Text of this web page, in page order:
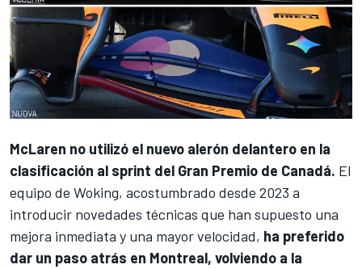
McLaren no utilizó el nuevo alerón delantero en la
clasificación al sprint del Gran Premio de Canadá. El
equipo de Woking, acostumbrado desde 2023 a
introducir novedades técnicas que han supuesto una
mejora inmediata y una mayor velocidad, ha preferido
dar un paso atrás en Montreal, volviendo a la